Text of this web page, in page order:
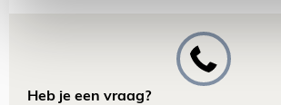
Heb je een vraag?